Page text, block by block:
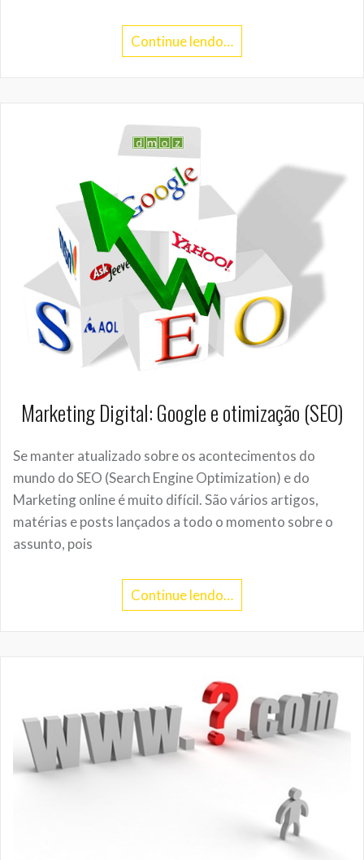
Continue lendo…
Marketing Digital: Google e otimização (SEO)
Se manter atualizado sobre os acontecimentos do
mundo do SEO (Search Engine Optimization) e do
Marketing online é muito difícil. São vários artigos,
matérias e posts lançados a todo o momento sobre o
assunto, pois
Continue lendo…